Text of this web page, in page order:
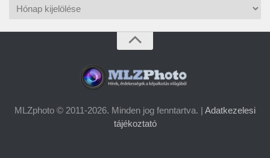
Archívum
MLZphoto © 2011-2026. Minden jog fenntartva. | Adatkezelesi
tájékoztató